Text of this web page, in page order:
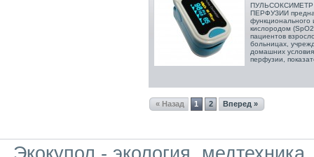
ПЕРФУЗИИ
функционального
кислородом
пациентов
больницах,
домашних
перфузии,
« Назад 1 2 Вперед »